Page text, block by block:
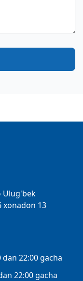
Ulug'bek
xonadon 13
22:00 gacha
22:00 gacha